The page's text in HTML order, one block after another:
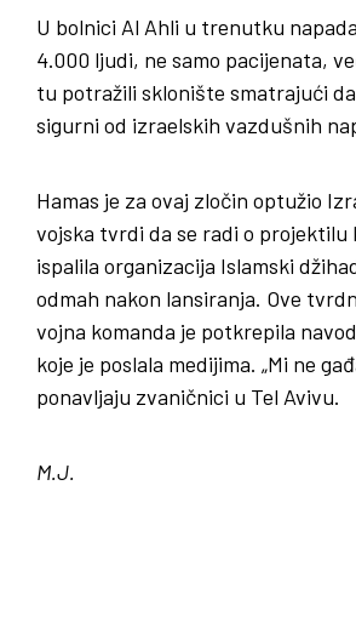
U bolnici Al Ahli u trenutku
4.000 ljudi, ne samo pacijenata,
tu potražili sklonište smatrajući
sigurni od izraelskih vazdušnih
Hamas je za ovaj zločin optužio
vojska tvrdi da se radi o projektilu
ispalila organizacija Islamski
odmah nakon lansiranja. Ove
vojna komanda je potkrepila
koje je poslala medijima. „Mi ne
ponavljaju zvaničnici u Tel Avivu.
M.J.